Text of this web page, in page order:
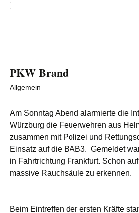
PKW Brand
Allgemein
Am Sonntag Abend alarmierte die
Würzburg die Feuerwehren aus
zusammen mit Polizei und
Einsatz auf die BAB3. Gemeldet
in Fahrtrichtung Frankfurt. Schon
massive Rauchsäule zu erkennen.
Beim Eintreffen der ersten Kräfte